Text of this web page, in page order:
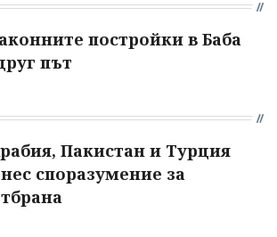
постройки в Баба
път
Пакистан и Турция
споразумение за